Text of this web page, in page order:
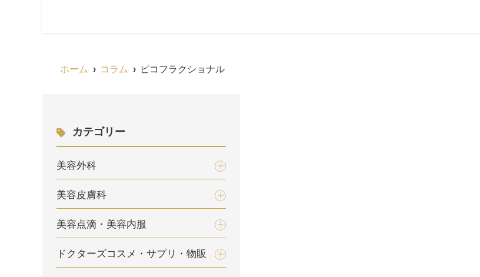
ホーム コラム ピコフラクショナル
カテゴリー
美容外科
美容皮膚科
美容点滴・美容内服
ドクターズコスメ・サプリ・物販